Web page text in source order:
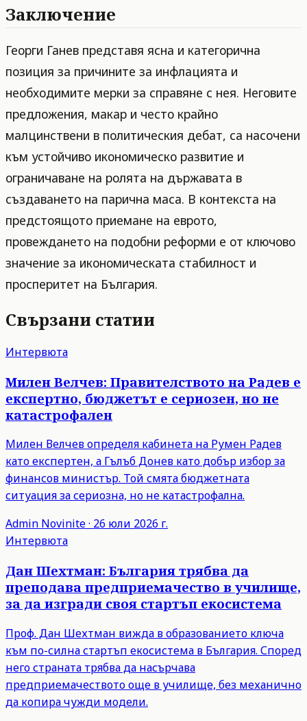
Заключение
Георги Ганев представя ясна и категорична
позиция за причините за инфлацията и
необходимите мерки за справяне с нея. Неговите
предложения, макар и често крайно
малцинствени в политическия дебат, са насочени
към устойчиво икономическо развитие и
ограничаване на ролята на държавата в
създаването на парична маса. В контекста на
предстоящото приемане на еврото,
провеждането на подобни реформи е от ключово
значение за икономическата стабилност и
просперитет на България.
Свързани статии
Интервюта
Милен Велчев: Правителството на Радев е
експертно, бюджетът е сериозен, но не
катастрофален
Милен Велчев определя кабинета на Румен Радев
като експертен, а Гълъб Донев като добър избор за
финансов министър. Той смята бюджетната
ситуация за сериозна, но не катастрофална.
Admin Novinite· 26 юли 2026 г.
Интервюта
Дан Шехтман: България трябва да
преподава предприемачество в училище,
за да изгради своя стартъп екосистема
Проф. Дан Шехтман вижда в образованието ключа
към по-силна стартъп екосистема в България. Според
него страната трябва да насърчава
предприемачеството още в училище, без механично
да копира чужди модели.